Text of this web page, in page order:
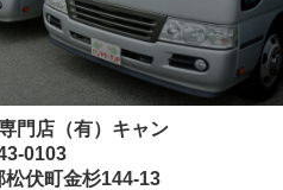
門店（有）キャン
0103
伏町金杉144-13